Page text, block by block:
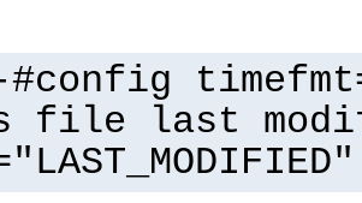
file last